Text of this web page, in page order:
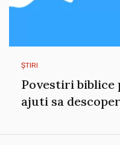
ȘTIRI
Povestiri biblice
ajuti sa